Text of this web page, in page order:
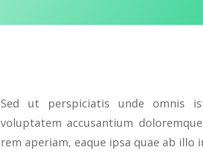
Sed ut perspiciatis unde omnis
voluptatem accusantium
rem aperiam, eaque ipsa quae ab illo